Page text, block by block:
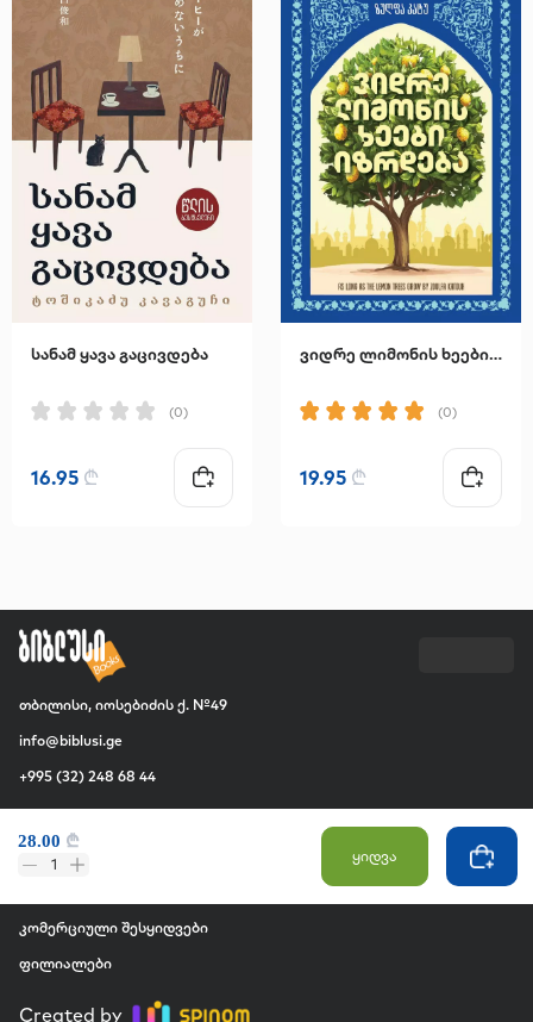
28.00 ₾
1 ყიდვა
სანამ ყავა გაცივდება
(0)
16.95 ₾
ვიდრე ლიმონის ხეები იზრდება
(0)
19.95 ₾
თბილისი, იოსებიძის ქ. №49
info@biblusi.ge
+995 (32) 248 68 44
ჩვენ შესახებ
კომერციული შესყიდვები
ფილიალები
Created by